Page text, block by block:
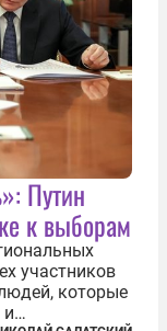
Путин
к выборам
участников
которые